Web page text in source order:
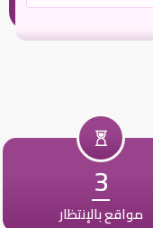
3
مواقع بالإنتظار